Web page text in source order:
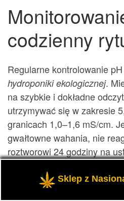
codzienny
Regularne kontrolowanie
hydroponiki ekologicznej.
na szybkie i dokładne
utrzymywać się w zakresie
granicach 1,0–1,6 mS/cm.
gwałtowne wahania, nie
roztworowi 24 godziny na
naturalne zmiany w
przyczyny.
Sklep z